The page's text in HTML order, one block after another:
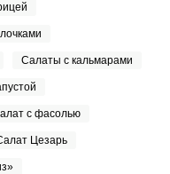
Салаты с кальмарами
с фасолью
Цезарь